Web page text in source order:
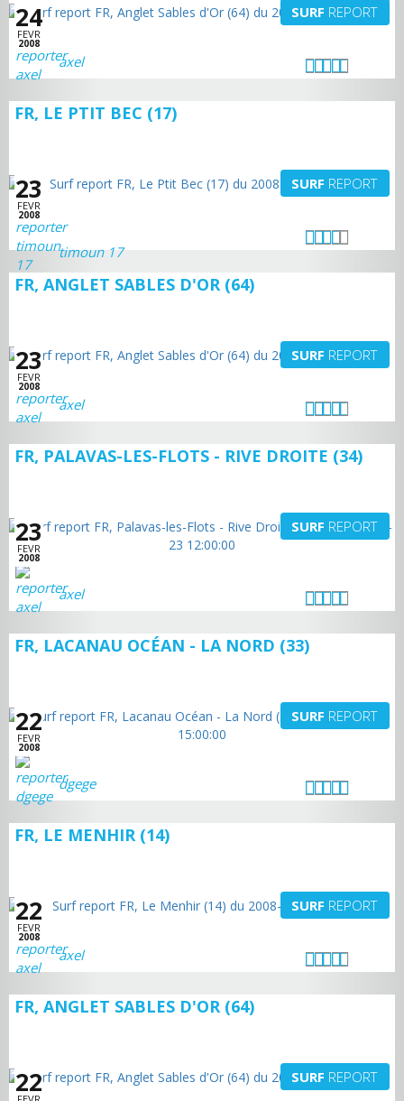
24
FEVR
2008
SURF REPORT
axel
FR, LE PTIT BEC (17)
23
FEVR
2008
SURF REPORT
timoun 17
FR, ANGLET SABLES D'OR (64)
23
FEVR
2008
SURF REPORT
axel
FR, PALAVAS-LES-FLOTS - RIVE DROITE (34)
23
FEVR
2008
SURF REPORT
axel
FR, LACANAU OCÉAN - LA NORD (33)
22
FEVR
2008
SURF REPORT
dgege
FR, LE MENHIR (14)
22
FEVR
2008
SURF REPORT
axel
FR, ANGLET SABLES D'OR (64)
22 SURF REPORT